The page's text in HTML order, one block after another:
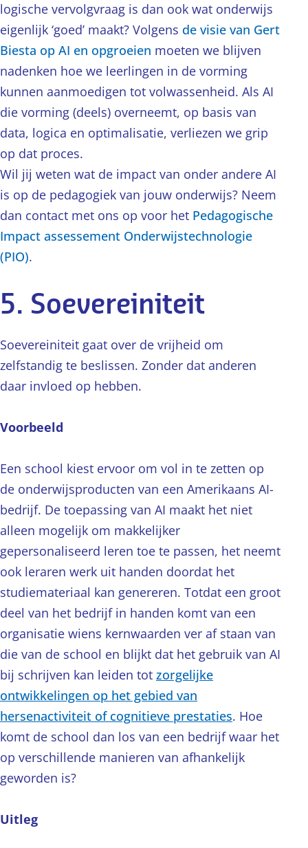
logische vervolgvraag is dan ook wat onderwijs
eigenlijk ‘goed’ maakt? Volgens de visie van Gert
Biesta op AI en opgroeien moeten we blijven
nadenken hoe we leerlingen in de vorming
kunnen aanmoedigen tot volwassenheid. Als AI
die vorming (deels) overneemt, op basis van
data, logica en optimalisatie, verliezen we grip
op dat proces.
Wil jij weten wat de impact van onder andere AI
is op de pedagogiek van jouw onderwijs? Neem
dan contact met ons op voor het Pedagogische
Impact assessement Onderwijstechnologie
(PIO).
5. Soevereiniteit
Soevereiniteit gaat over de vrijheid om
zelfstandig te beslissen. Zonder dat anderen
daar invloed op hebben.
Voorbeeld
Een school kiest ervoor om vol in te zetten op
de onderwijsproducten van een Amerikaans AI-
bedrijf. De toepassing van AI maakt het niet
alleen mogelijk om makkelijker
gepersonaliseerd leren toe te passen, het neemt
ook leraren werk uit handen doordat het
studiemateriaal kan genereren. Totdat een groot
deel van het bedrijf in handen komt van een
organisatie wiens kernwaarden ver af staan van
die van de school en blijkt dat het gebruik van AI
bij schrijven kan leiden tot zorgelijke
ontwikkelingen op het gebied van
hersenactiviteit of cognitieve prestaties. Hoe
komt de school dan los van een bedrijf waar het
op verschillende manieren van afhankelijk
geworden is?
Uitleg